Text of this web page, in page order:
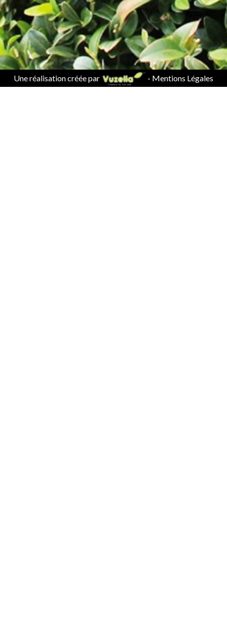
Une réalisation créée par - Mentions Légales